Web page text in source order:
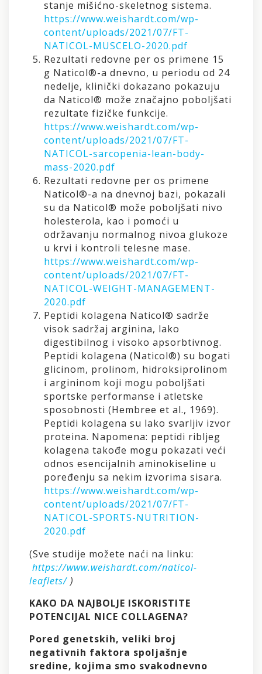
stanje mišićno-skeletnog sistema.
https://www.weishardt.com/wp-
content/uploads/2021/07/FT-
NATICOL-MUSCELO-2020.pdf
Rezultati redovne per os primene 15
g Naticol®-a dnevno, u periodu od 24
nedelje, klinički dokazano pokazuju
da Naticol® može značajno poboljšati
rezultate fizičke funkcije.
https://www.weishardt.com/wp-
content/uploads/2021/07/FT-
NATICOL-sarcopenia-lean-body-
mass-2020.pdf
Rezultati redovne per os primene
Naticol®-a na dnevnoj bazi, pokazali
su da Naticol® može poboljšati nivo
holesterola, kao i pomoći u
održavanju normalnog nivoa glukoze
u krvi i kontroli telesne mase.
https://www.weishardt.com/wp-
content/uploads/2021/07/FT-
NATICOL-WEIGHT-MANAGEMENT-
2020.pdf
Peptidi kolagena Naticol® sadrže
visok sadržaj arginina, lako
digestibilnog i visoko apsorbtivnog.
Peptidi kolagena (Naticol®) su bogati
glicinom, prolinom, hidroksiprolinom
i argininom koji mogu poboljšati
sportske performanse i atletske
sposobnosti (Hembree et al., 1969).
Peptidi kolagena su lako svarljiv izvor
proteina. Napomena: peptidi ribljeg
kolagena takođe mogu pokazati veći
odnos esencijalnih aminokiseline u
poređenju sa nekim izvorima sisara.
https://www.weishardt.com/wp-
content/uploads/2021/07/FT-
NATICOL-SPORTS-NUTRITION-
2020.pdf
(Sve studije možete naći na linku:
https://www.weishardt.com/naticol-
leaflets/ )
KAKO DA NAJBOLJE ISKORISTITE
POTENCIJAL NICE COLLAGENA?
Pored genetskih, veliki broj
negativnih faktora spoljašnje
sredine, kojima smo svakodnevno